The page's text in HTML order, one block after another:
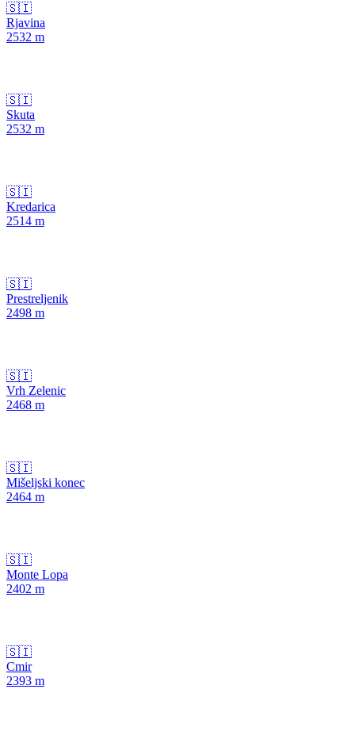
🇸🇮
Rjavina
2532 m
🇸🇮
Skuta
2532 m
🇸🇮
Kredarica
2514 m
🇸🇮
Prestreljenik
2498 m
🇸🇮
Vrh Zelenic
2468 m
🇸🇮
Mišeljski konec
2464 m
🇸🇮
Monte Lopa
2402 m
🇸🇮
Cmir
2393 m